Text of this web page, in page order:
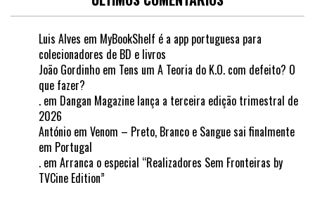
Luis Alves em MyBookShelf é a app portuguesa para
colecionadores de BD e livros
João Gordinho em Tens um A Teoria do K.O. com defeito? O
que fazer?
. em Dangan Magazine lança a terceira edição trimestral de
2026
António em Venom – Preto, Branco e Sangue sai finalmente
em Portugal
. em Arranca o especial “Realizadores Sem Fronteiras by
TVCine Edition”